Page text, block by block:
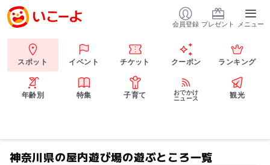
会員登録 プレゼント メニュー
スポット イベント チケット クーポン ランキング
年齢別 特集 子育て
おでかけ
ニュース
観光
神奈川県の屋内遊び場の遊ぶところ一覧